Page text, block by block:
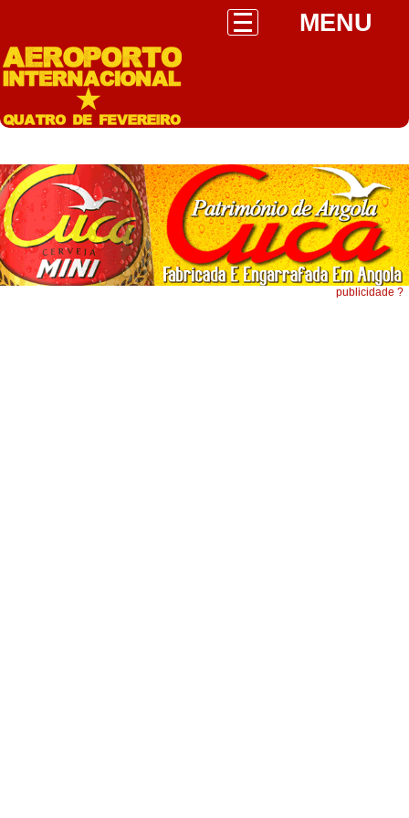
MENU
publicidade ?